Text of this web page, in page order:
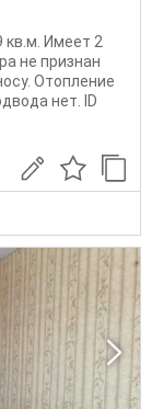
кв.м. Имеет 2
не признан
Отопление
нет. ID